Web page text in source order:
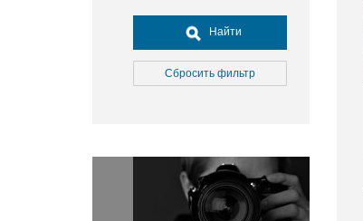
Досуг, туризм и отдых
Культура
Медицина
Окружающая среда
Политика
Правосудие
Найти
Сбросить фильтр